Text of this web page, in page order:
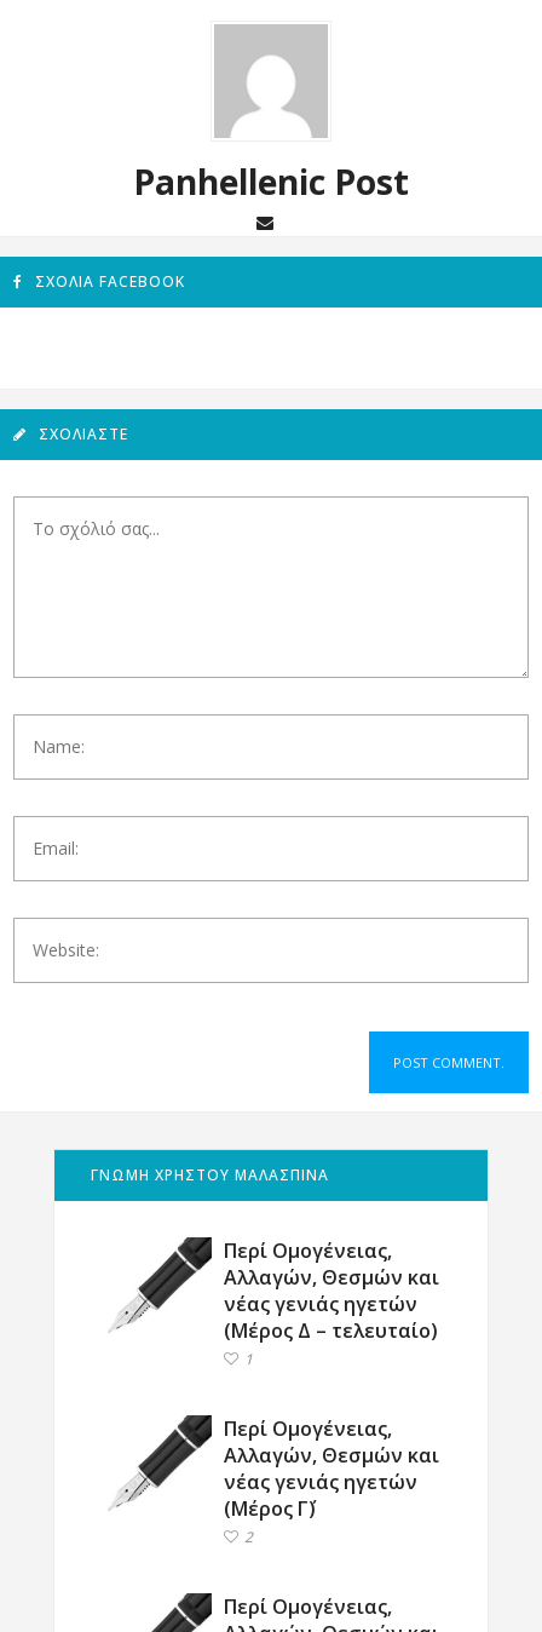
Panhellenic Post
ΣΧΌΛΙΑ FACEBOOK
ΣΧΟΛΙΆΣΤΕ
ΓΝΩΜΗ ΧΡΗΣΤΟΥ ΜΑΛΑΣΠΙΝΑ
Περί Ομογένειας,
Αλλαγών, Θεσμών και
νέας γενιάς ηγετών
(Μέρος Δ – τελευταίο)
1
Περί Ομογένειας,
Αλλαγών, Θεσμών και
νέας γενιάς ηγετών
(Μέρος Γ΄)
2
Περί Ομογένειας,